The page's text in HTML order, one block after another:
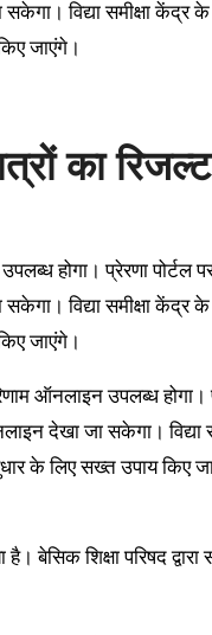
सकेगा। विद्या समीक्षा केंद्र
जाएंगे।
का
होगा। प्रेरणा पोर्टल
सकेगा। विद्या समीक्षा केंद्र
जाएंगे।
ऑनलाइन उपलब्ध होगा।
देखा जा सकेगा। विद्या
के लिए सख्त उपाय किए
बेसिक शिक्षा परिषद द्वारा